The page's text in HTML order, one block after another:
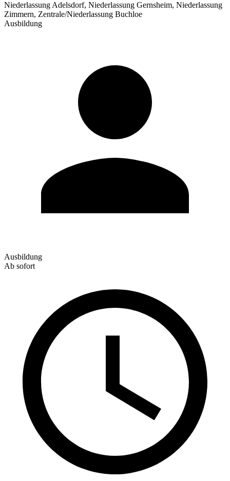
Niederlassung Adelsdorf, Niederlassung Gernsheim, Niederlassung
Zimmern, Zentrale/Niederlassung Buchloe
Ausbildung
Ausbildung
Ab sofort